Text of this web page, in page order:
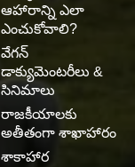
ఆహారాన్ని ఎలా
ఎంచుకోవాలి?
వేగన్
డాక్యుమెంటరీలు &
సినిమాలు
రాజకీయాలకు
అతీతంగా శాఖాహారం
శాకాహార